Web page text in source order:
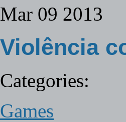
Mar 09 2013
Violência
Categories:
Games